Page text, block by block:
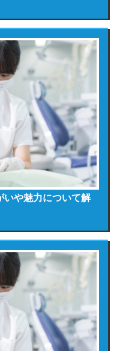
いや魅力について解